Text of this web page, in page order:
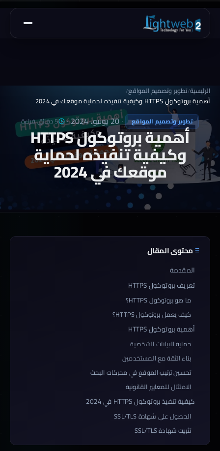
الرئيسية/تطوير وتصميم المواقع/
أهمية بروتوكول HTTPS وكيفية تنفيذه لحماية موقعك في 2024
تطوير وتصميم المواقع ·20 يونيو، 2024 · 5 دقائق قراءة
أهمية بروتوكول HTTPS
وكيفية تنفيذه لحماية
موقعك في 2024
محتوى المقال
المقدمة
تعريف بروتوكول HTTPS
ما هو بروتوكول HTTPS؟
كيف يعمل بروتوكول HTTPS؟
أهمية بروتوكول HTTPS
حماية البيانات الشخصية
بناء الثقة مع المستخدمين
تحسين ترتيب الموقع في محركات البحث
الامتثال للمعايير القانونية
كيفية تنفيذ بروتوكول HTTPS في 2024
الحصول على شهادة SSL/TLS
تثبيت شهادة SSL/TLS
تحديث الروابط الداخلية